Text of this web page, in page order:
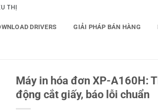
THỊ
DRIVERS GIẢI PHÁP BÁN HÀNG
Máy in hóa đơn XP-A160H:
động cắt giấy, báo lỗi chuẩn